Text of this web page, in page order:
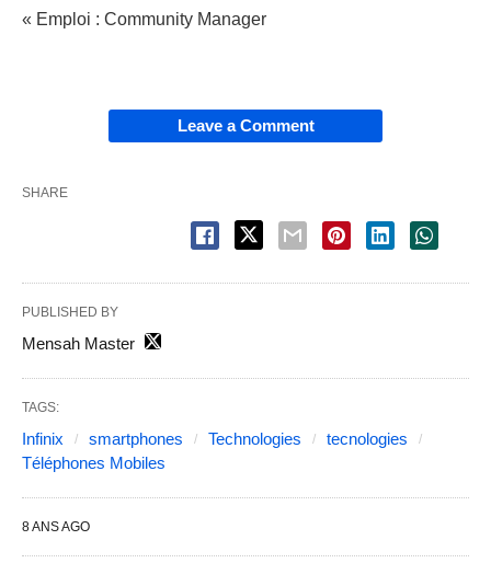
« Emploi : Community Manager
Leave a Comment
SHARE
PUBLISHED BY
Mensah Master
TAGS:
Infinix smartphones Technologies
tecnologies
Téléphones Mobiles
8 ANS AGO